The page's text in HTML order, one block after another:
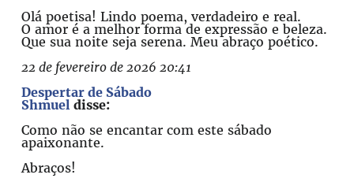
Olá poetisa! Lindo poema, verdadeiro e real.
O amor é a melhor forma de expressão e beleza.
Que sua noite seja serena. Meu abraço poético.
22 de fevereiro de 2026 20:41
Despertar de Sábado
Shmuel disse:
Como não se encantar com este sábado
apaixonante.
Abraços!